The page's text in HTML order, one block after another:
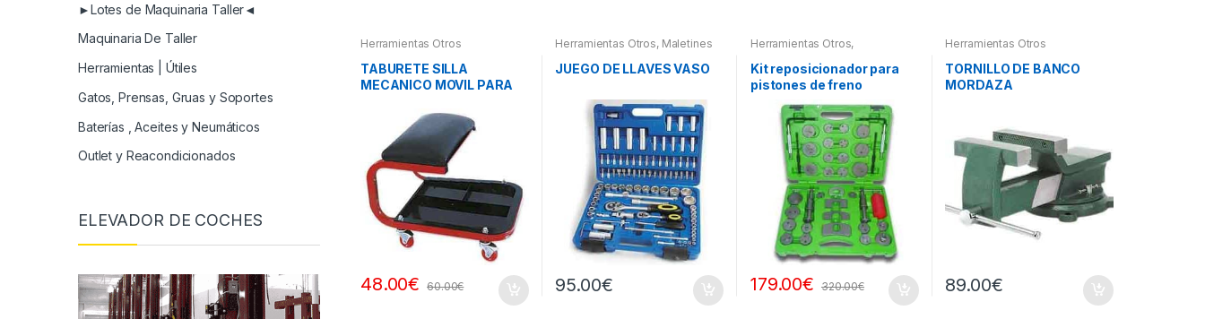
Herramientas Otros
TABURETE SILLA
MECANICO MOVIL PARA
48.00€ 60.00€
Herramientas Otros, Maletines
Compresímetros, otros
JUEGO DE LLAVES VASO
95.00€
Herramientas Otros,
Refrigeración
Kit reposicionador para
pistones de freno
179.00€ 320.00€
Herramientas Otros
TORNILLO DE BANCO
MORDAZA
89.00€
►Lotes de Maquinaria Taller◄
Maquinaria De Taller
Herramientas | Útiles
Gatos, Prensas, Gruas y Soportes
Baterías , Aceites y Neumáticos
Outlet y Reacondicionados
ELEVADOR DE COCHES